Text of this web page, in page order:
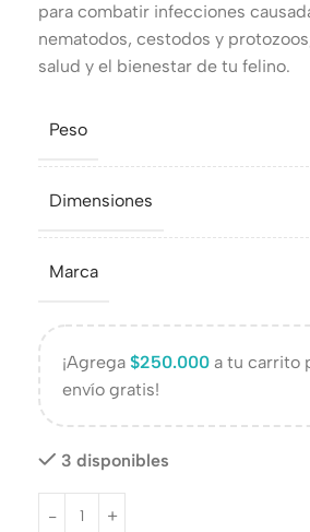
para combatir infecciones
nematodos, cestodos y
salud y el bienestar de tu felino.
Peso
Dimensiones
Marca
¡Agrega $250.000 a tu carrito
envío gratis!
3 disponibles